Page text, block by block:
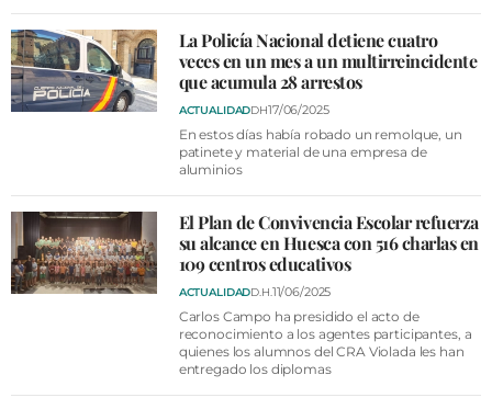
La Policía Nacional detiene cuatro
veces en un mes a un multirreincidente
que acumula 28 arrestos
ACTUALIDADDH17/06/2025
En estos días había robado un remolque, un
patinete y material de una empresa de
aluminios
El Plan de Convivencia Escolar refuerza
su alcance en Huesca con 516 charlas en
109 centros educativos
ACTUALIDADD.H. 11/06/2025
Carlos Campo ha presidido el acto de
reconocimiento a los agentes participantes, a
quienes los alumnos del CRA Violada les han
entregado los diplomas